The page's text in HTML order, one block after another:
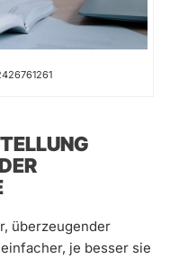
überzeugender
je besser sie